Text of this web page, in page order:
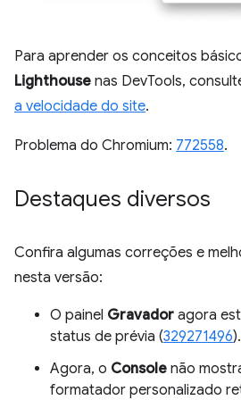
Para aprender os conceitos
Lighthouse nas DevTools,
a velocidade do site.
Problema do Chromium: 772558.
Destaques diversos
Confira algumas correções e
nesta versão:
O painel Gravador agora
status de prévia (329271496).
Agora, o Console não
formatador personalizado